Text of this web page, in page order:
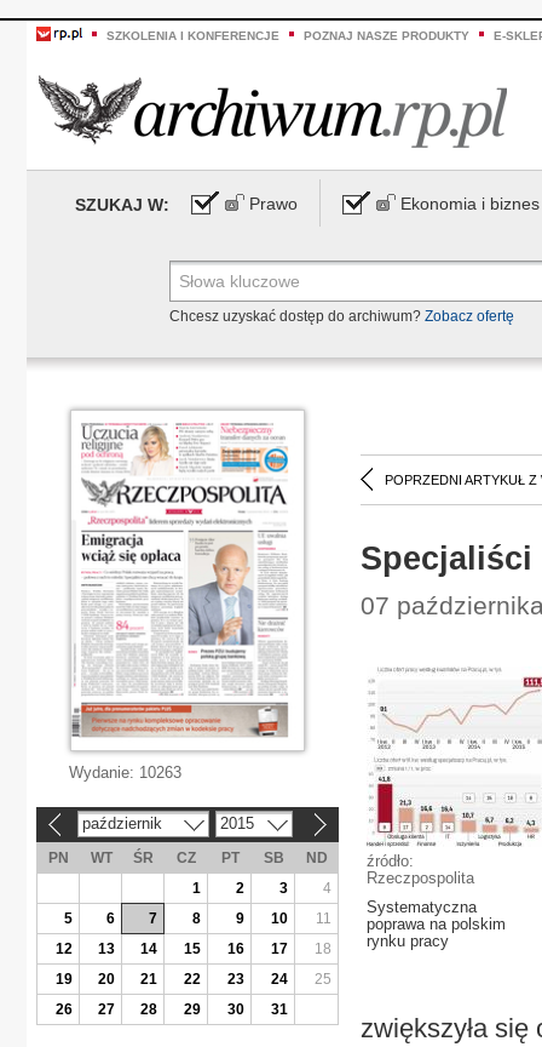
SZKOLENIA I KONFERENCJE POZNAJ NASZE PRODUKTY E-
SZUKAJ W: Prawo Ekonomia i biznes
Chcesz uzyskać dostęp do archiwum? Zobacz ofertę
POPRZEDNI ARTYKUŁ Z
07
źródło:
Rzeczpospolita
Systematyczna
poprawa na polskim
rynku pracy
zwiększyła się
Wydanie: 10263
październik 2015
PN WT ŚR CZ PT SB
ND
1
2 3
4
5
6 7 8 9 10
11
12
13 14 15 16 17
18
19
20 21 22 23 24
25
26
27 28 29 30 31